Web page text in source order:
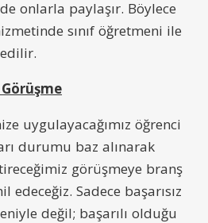
onlarla paylaşır. Böylece
sınıf öğretmeni ile
uygulayacağımız öğrenci
durumu baz alınarak
görüşmeye branş
Sadece başarısız
değil; başarılı olduğu